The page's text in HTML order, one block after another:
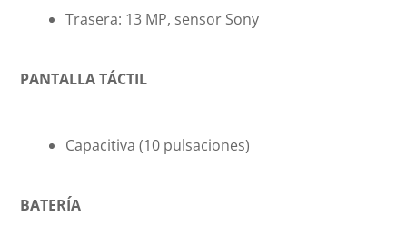
Trasera: 13 MP, sensor Sony
PANTALLA TÁCTIL
Capacitiva (10 pulsaciones)
BATERÍA